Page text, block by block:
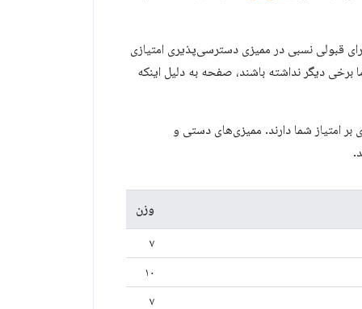
قبولی نسبی در ممیزی دسترسی‌پذیری امتیازی
دیگر نداشته باشند، صفحه به دلیل اینکه
امتیاز شما دارند. ممیزی‌های دستی و
وزن
۷
۱۰
۷